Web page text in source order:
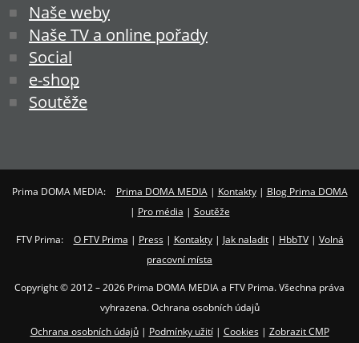
Naše weby
Naše TV a online pořady
Social
e-shop
Soutěže
Prima DOMA MEDIA: Prima DOMA MEDIA| Kontakty| Blog Prima DOMA
| Pro média | Soutěže
FTV Prima: O FTV Prima | Press| Kontakty| Jak naladit| HbbTV| Volná
pracovní místa
Copyright © 2012 – 2026 Prima DOMA MEDIA a FTV Prima. Všechna práva
vyhrazena. Ochrana osobních údajů
Ochrana osobních údajů| Podmínky užití| Cookies| Zobrazit CMP